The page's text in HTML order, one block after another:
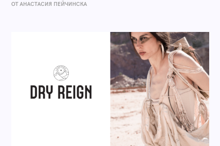
ОТ AНАСТАСИЯ ПЕЙЧИНСКА